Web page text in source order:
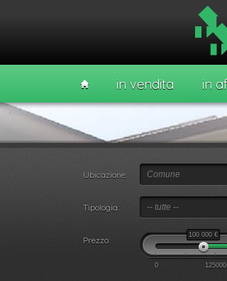
in vendita in
Ubicazione: Comune
Tipologia: -- tutte --
Prezzo: 100 000€
0 125000
Affitto